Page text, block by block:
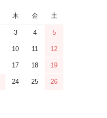
木 金 土
3 4 5
10 11 12
17 18 19
24 25 26